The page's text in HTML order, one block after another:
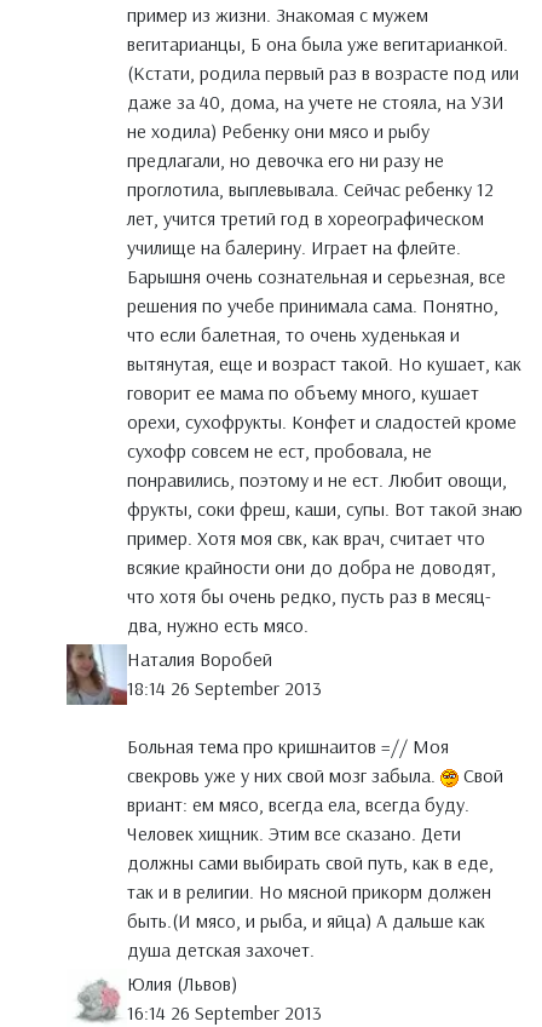
пример из жизни. Знакомая с мужем
вегитарианцы, Б она была уже вегитарианкой.
(Кстати, родила первый раз в возрасте под или
даже за 40, дома, на учете не стояла, на УЗИ
не ходила) Ребенку они мясо и рыбу
предлагали, но девочка его ни разу не
проглотила, выплевывала. Сейчас ребенку 12
лет, учится третий год в хореографическом
училище на балерину. Играет на флейте.
Барышня очень сознательная и серьезная, все
решения по учебе принимала сама. Понятно,
что если балетная, то очень худенькая и
вытянутая, еще и возраст такой. Но кушает, как
говорит ее мама по объему много, кушает
орехи, сухофрукты. Конфет и сладостей кроме
сухофр совсем не ест, пробовала, не
понравились, поэтому и не ест. Любит овощи,
фрукты, соки фреш, каши, супы. Вот такой знаю
пример. Хотя моя свк, как врач, считает что
всякие крайности они до добра не доводят,
что хотя бы очень редко, пусть раз в месяц-
два, нужно есть мясо.
Наталия Воробей
18:14 26 September 2013
Больная тема про кришнаитов =// Моя
свекровь уже у них свой мозг забыла.
Свой
вриант: ем мясо, всегда ела, всегда буду.
Человек хищник. Этим все сказано. Дети
должны сами выбирать свой путь, как в еде,
так и в религии. Но мясной прикорм должен
быть.(И мясо, и рыба, и яйца) А дальше как
душа детская захочет.
Юлия (Львов)
16:14 26 September 2013